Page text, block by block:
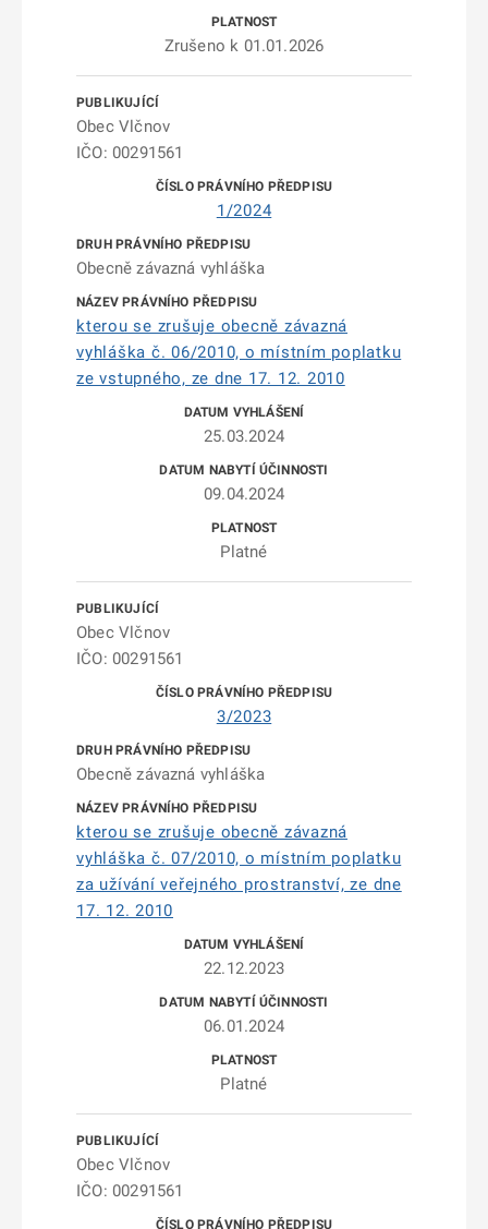
Zrušeno k 01.01.2026
Obec Vlčnov
IČO: 00291561
1/2024
Obecně závazná vyhláška
kterou se zrušuje obecně závazná
vyhláška č. 06/2010, o místním poplatku
ze vstupného, ze dne 17. 12. 2010
25.03.2024
09.04.2024
Platné
Obec Vlčnov
IČO: 00291561
3/2023
Obecně závazná vyhláška
kterou se zrušuje obecně závazná
vyhláška č. 07/2010, o místním poplatku
za užívání veřejného prostranství, ze dne
17. 12. 2010
22.12.2023
06.01.2024
Platné
Obec Vlčnov
IČO: 00291561